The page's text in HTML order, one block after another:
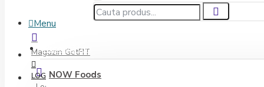
Magazin GetFIT
Menu
Producători
NOW Foods
LOGIN